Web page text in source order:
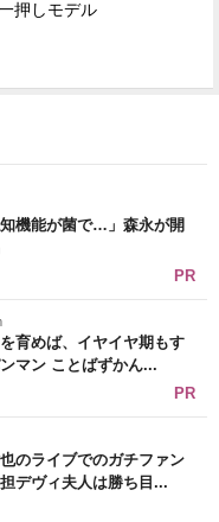
押しモデル
知機能が菌で…」森永が開
PR
育めば、イヤイヤ期もす
マン ことばずかん...
PR
のライブでのガチファン
デヴィ夫人は勝ち目...